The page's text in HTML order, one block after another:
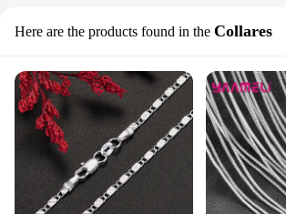
Here are the products found in the Collares